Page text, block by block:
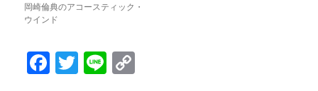
岡崎倫典のアコースティック・
ウインド
F T Li